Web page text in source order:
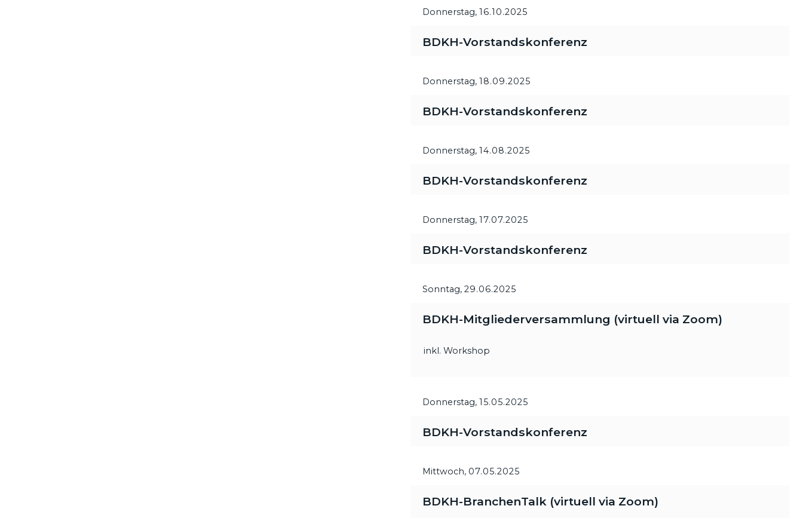
Donnerstag, 16.10.2025
BDKH-Vorstandskonferenz
Donnerstag, 18.09.2025
BDKH-Vorstandskonferenz
Donnerstag, 14.08.2025
BDKH-Vorstandskonferenz
Donnerstag, 17.07.2025
BDKH-Vorstandskonferenz
Sonntag, 29.06.2025
BDKH-Mitgliederversammlung (virtuell via Zoom)
inkl. Workshop
Donnerstag, 15.05.2025
BDKH-Vorstandskonferenz
Mittwoch, 07.05.2025
BDKH-BranchenTalk (virtuell via Zoom)